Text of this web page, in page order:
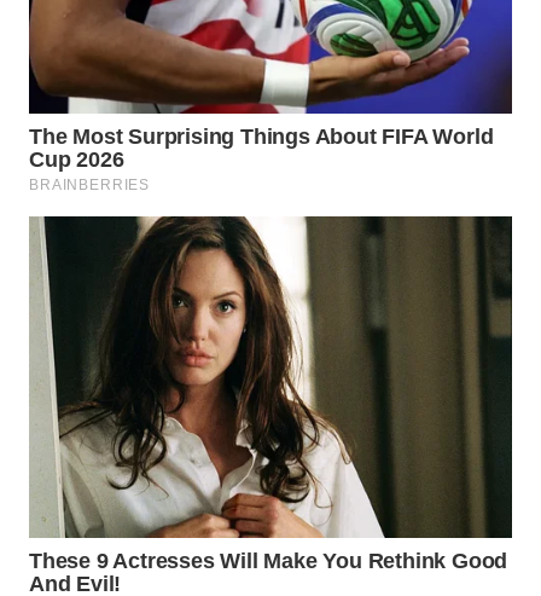
KALTIM
WN
SULSEL
WN
GORONTALO
SULUT
WN
MALUKU
WN
MALUT
WN